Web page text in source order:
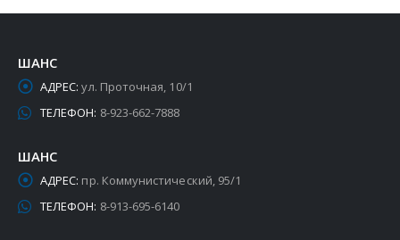
ШАНС
АДРЕС: ул. Проточная, 10/1
ТЕЛЕФОН: 8-923-662-7888
ШАНС
АДРЕС: пр. Коммунистический, 95/1
ТЕЛЕФОН: 8-913-695-6140